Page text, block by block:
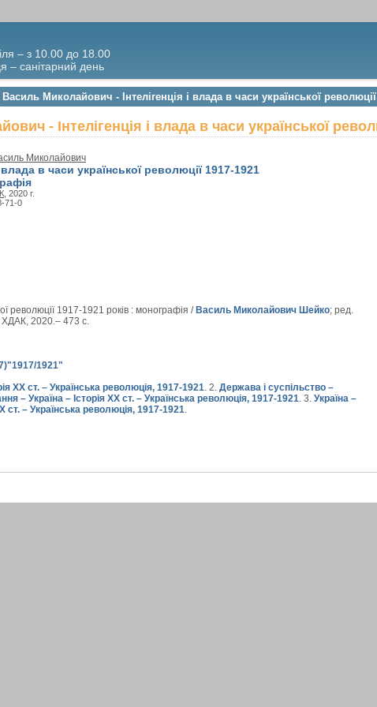
– з 10.00 до 18.00
– санітарний день
Миколайович - Інтелігенція і влада в часи української революції
- Інтелігенція і влада в часи української
Миколайович
влада в часи української революції 1917-1921
, 2020 г.
71-0
революції 1917-1921 років : монографія / Василь Миколайович Шейко; ред.
ХДАК, 2020.– 473 с.
1921"
XX ст. – Українська революція, 1917-1921. 2. Держава і суспільство –
– Україна – Історія XX ст. – Українська революція, 1917-1921. 3. Україна –
ст. – Українська революція, 1917-1921.